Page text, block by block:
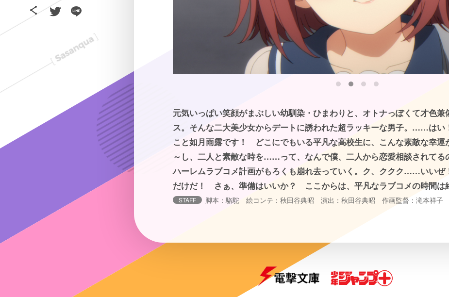
元気いっぱい笑顔がまぶしい幼馴染・ひまわりと、オトナっぽくて才色
ス。そんな二大美少女からデートに誘われた超ラッキーな男子。……は
こと如月雨露です！ どこにでもいる平凡な高校生に、こんな素敵な幸
～し、二人と素敵な時を……って、なんで僕、二人から恋愛相談されて
ハーレムラブコメ計画がもろくも崩れ去っていく。ク、ククク……いい
だけだ！ さぁ、準備はいいか？ ここからは、平凡なラブコメの時間は
STAFF 脚本：駱駝 絵コンテ：秋田谷典昭 演出：秋田谷典昭 作画監督：滝本祥子